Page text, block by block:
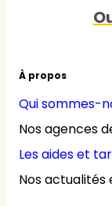
À propos
Qui sommes-
Nos agences
Les aides et
Nos actualités